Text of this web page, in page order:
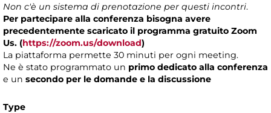
Non c'è un sistema di prenotazione per questi incontri.
Per partecipare alla conferenza bisogna avere
precedentemente scaricato il programma gratuito Zoom
Us. (https://zoom.us/download)
La piattaforma permette 30 minuti per ogni meeting.
Ne è stato programmato un primo dedicato alla conferenza
e un secondo per le domande e la discussione
Type